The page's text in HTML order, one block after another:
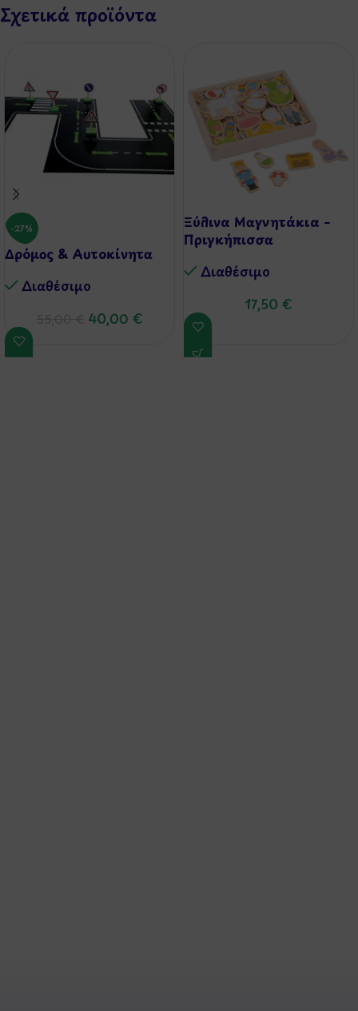
Σχετικά προϊόντα
-27%
Δρόμος & Αυτοκίνητα
Διαθέσιμo
40,00 €
Ξύλινα Μαγνητάκια –
Πριγκήπισσα
Διαθέσιμo
17,50 €